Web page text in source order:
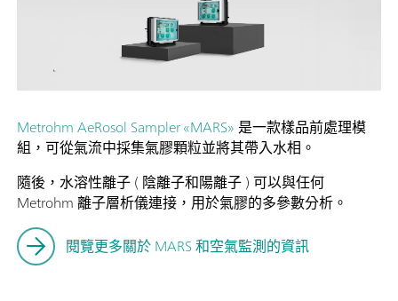
Metrohm AeRosol Sampler «MARS»是一款樣品前處理模
組，可從氣流中採集氣膠顆粒並將其帶入水相。
隨後，水溶性離子 ( 陰離子和陽離子 ) 可以與任何
Metrohm 離子層析儀連接，用於氣膠的多參數分析。
閱覽更多關於 MARS 和空氣監測的資訊